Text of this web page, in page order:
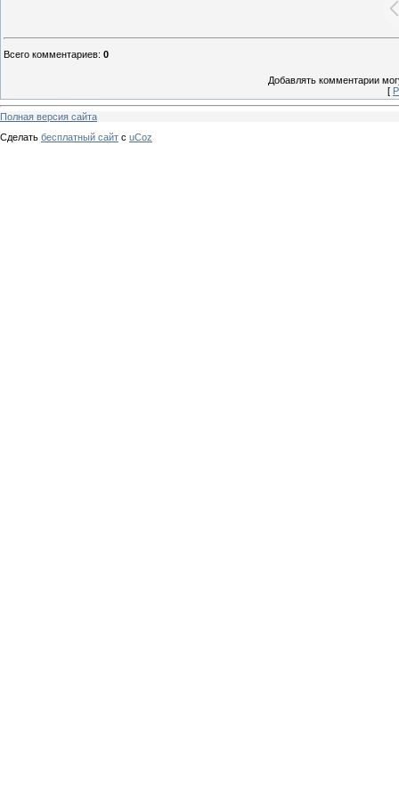
Всего комментариев: 0
Добавлять комментарии
[
Полная версия сайта
Сделать бесплатный сайт с uCoz